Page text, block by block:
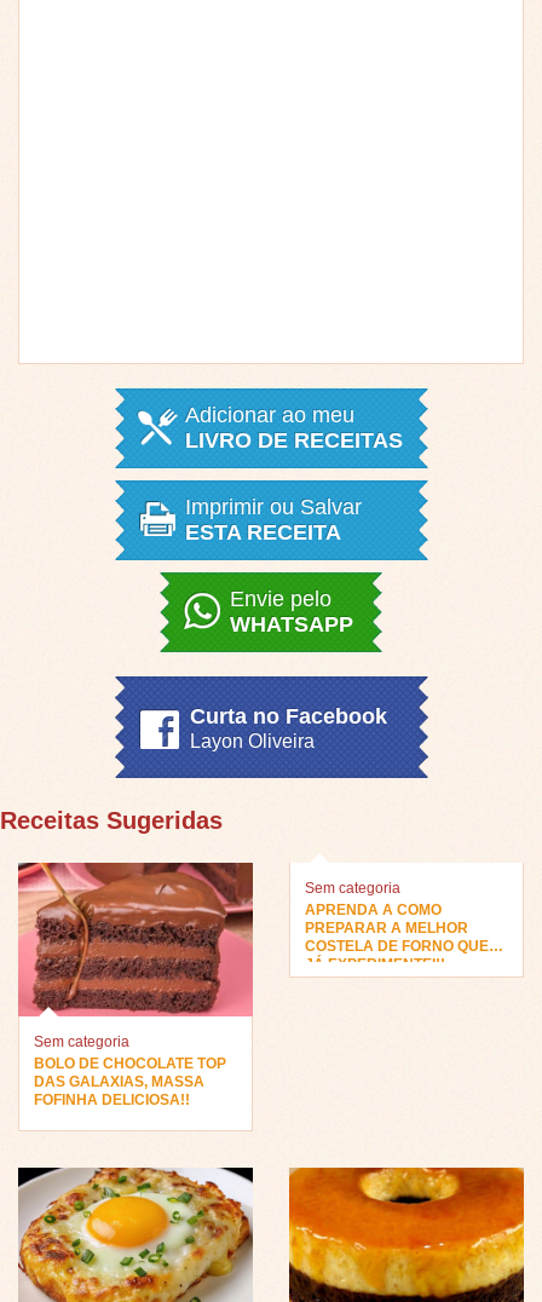
Adicionar ao meu
LIVRO DE RECEITAS
Imprimir ou Salvar
ESTA RECEITA
Envie pelo
WHATSAPP
Curta no Facebook
Layon Oliveira
Receitas Sugeridas
Sem categoria
BOLO DE CHOCOLATE TOP
DAS GALAXIAS, MASSA
FOFINHA DELICIOSA!!
Sem categoria
APRENDA A COMO
PREPARAR A MELHOR
COSTELA DE FORNO QUE
JÁ EXPERIMENTEI!!